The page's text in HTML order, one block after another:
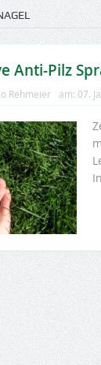
Anti-Pilz
Rehmeier am: 07.